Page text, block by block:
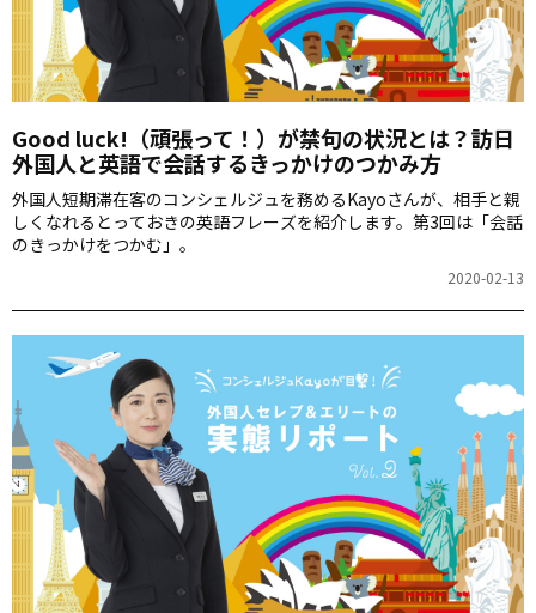
Good luck!（頑張って！）が禁句の状況とは？訪日
外国人と英語で会話するきっかけのつかみ方
外国人短期滞在客のコンシェルジュを務めるKayoさんが、相手と親
しくなれるとっておきの英語フレーズを紹介します。第3回は「会話
のきっかけをつかむ」。
2020-02-13